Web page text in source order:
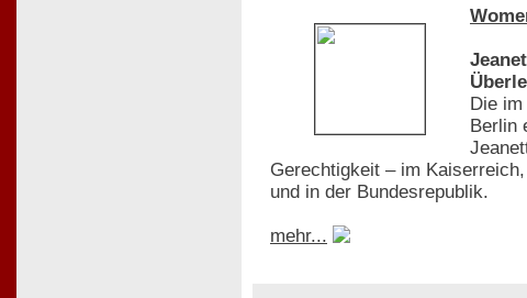
Die
Berlin
Gerechtigkeit – im
und in der Bundesrepublik.
mehr...